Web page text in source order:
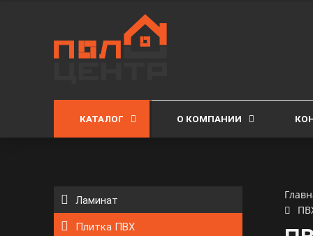
КАТАЛОГ О КОМПАНИИ
Ламинат
Плитка ПВХ